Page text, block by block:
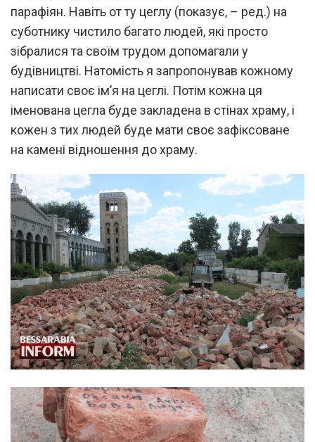
парафіян. Навіть от ту цеглу (показує, – ред.) на
суботнику чистило багато людей, які просто
зібралися та своїм трудом допомагали у
будівництві. Натомість я запропонував кожному
написати своє ім’я на цеглі. Потім кожна ця
іменована цегла буде закладена в стінах храму, і
кожен з тих людей буде мати своє зафіксоване
на камені відношення до храму.